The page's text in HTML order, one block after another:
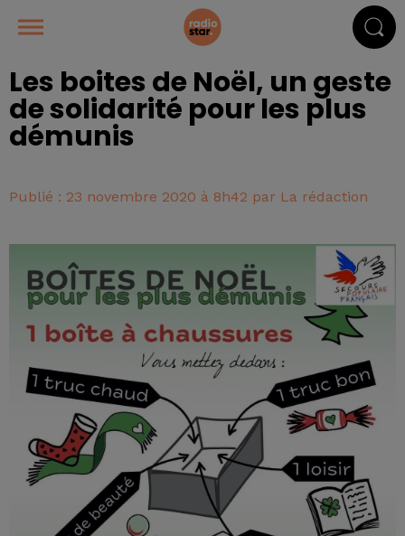
Les boites de Noël, un geste
de solidarité pour les plus
démunis
Publié : 23 novembre 2020 à 8h42 par La rédaction